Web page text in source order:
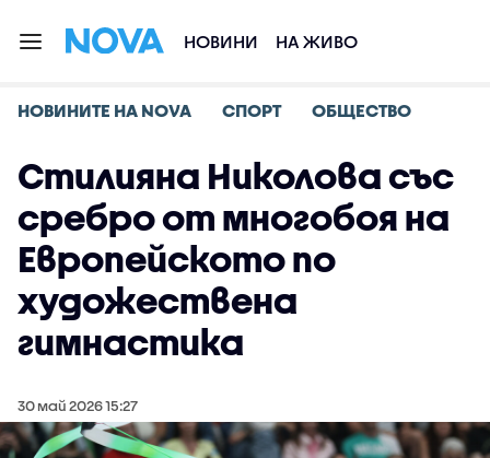
НОВИНИ НА ЖИВО
НОВИНИТЕ НА NOVA СПОРТ ОБЩЕСТВО
Стилияна Николова със
сребро от многобоя на
Европейското по
художествена
гимнастика
30 май 2026 15:27